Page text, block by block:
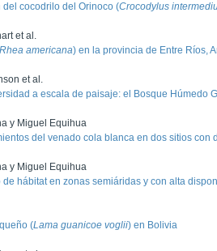
cocodrilo del Orinoco (Crocodylus
et al.
Rhea americana) en la provincia de Entre Ríos,
et al.
a escala de paisaje: el Bosque Húmedo
y Miguel Equihua
del venado cola blanca en dos sitios
y Miguel Equihua
de hábitat en zonas semiáridas y con alta
(Lama guanicoe voglii) en Bolivia